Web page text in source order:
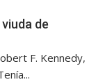
de
F. Kennedy,